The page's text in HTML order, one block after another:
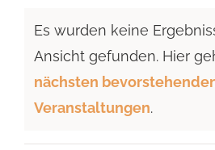
Hinweis
Es wurden keine
Ansicht gefunden. Hier
nächsten
Veranstaltungen.